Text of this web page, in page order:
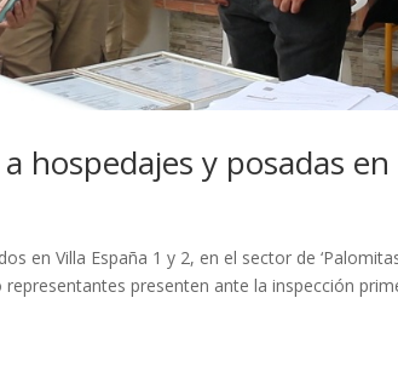
hospedajes y posadas
en Villa España 1 y 2, en el sector de
presenten ante la inspección